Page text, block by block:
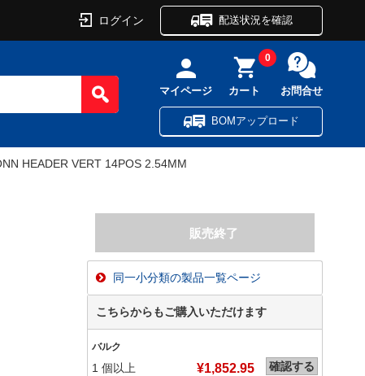
ログイン 配送状況を確認
マイページ カート
0
お問合せ
BOMアップロード
HEADER VERT 14POS 2.54MM
同一小分類の製品一覧ページ
こちらからもご購入いただけます
バルク
1 個以上 ¥1,852.95 確認する